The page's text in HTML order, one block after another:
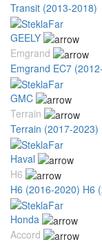
Transit (2013-2018)
GEELY
Emgrand
Emgrand EC7
GMC
Terrain
Terrain (2017-2023)
Haval
H6
H6 (2016-2020) H6
Honda
Accord